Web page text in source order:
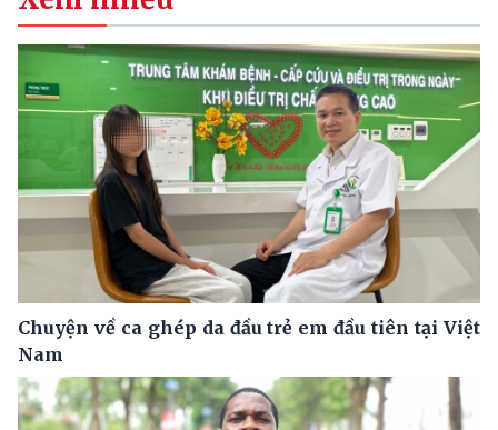
Chuyện về ca ghép da đầu trẻ em đầu tiên tại Việt
Nam